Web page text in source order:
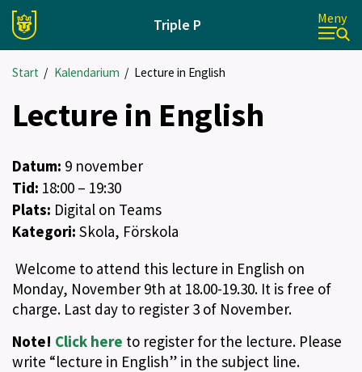
Triple P Meny
Start / Kalendarium / Lecture in English
Lecture in English
Datum: 9 november
Tid: 18:00 – 19:30
Plats: Digital on Teams
Kategori: Skola, Förskola
Welcome to attend this lecture in English on
Monday, November 9th at 18.00-19.30. It is free of
charge. Last day to register 3 of November.
Note! Click here to register for the lecture. Please
write “lecture in English” in the subject line.